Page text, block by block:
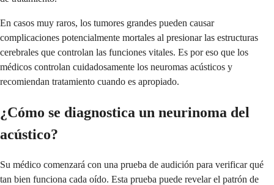
En casos muy raros, los tumores grandes pueden causar
complicaciones potencialmente mortales al presionar las estructuras
cerebrales que controlan las funciones vitales. Es por eso que los
médicos controlan cuidadosamente los neuromas acústicos y
recomiendan tratamiento cuando es apropiado.
¿Cómo se diagnostica un neurinoma del
acústico?
Su médico comenzará con una prueba de audición para verificar qué
tan bien funciona cada oído. Esta prueba puede revelar el patrón de